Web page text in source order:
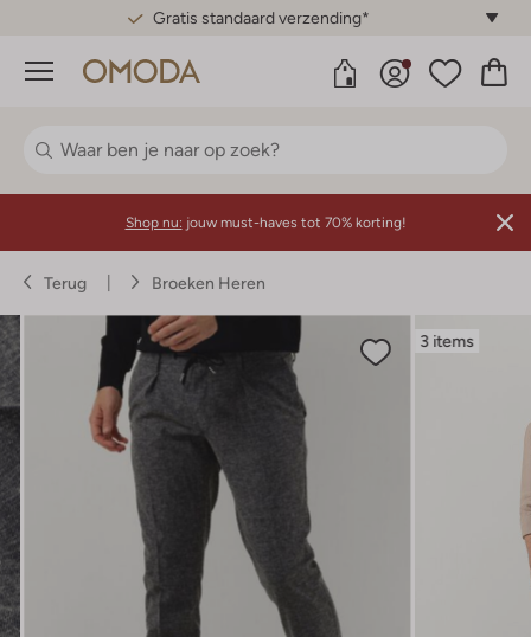
Gratis standaard verzending*
Menu
Shop nu: jouw must-haves tot 70% korting!
Terug Broeken Heren
3 items